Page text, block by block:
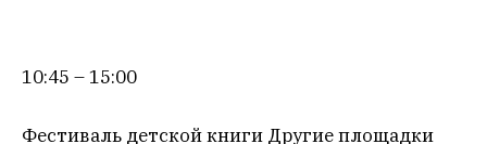
10:45 – 15:00
Фестиваль детской книги Другие площадки